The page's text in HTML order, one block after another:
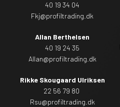
40 19 34 04
Fkj@profiltrading.dk
Allan Berthelsen
40 19 24 35
Allan@profiltrading.dk
Rikke Skougaard Ulriksen
22 56 79 80
Rsu@profiltrading.dk